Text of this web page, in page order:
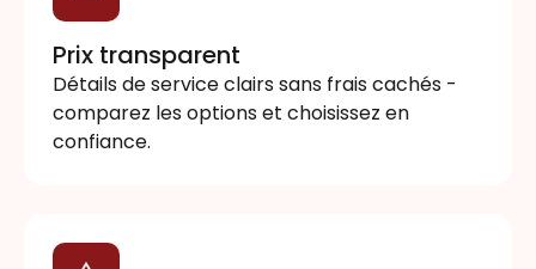
Prix transparent
Détails de service clairs sans frais cachés -
comparez les options et choisissez en
confiance.